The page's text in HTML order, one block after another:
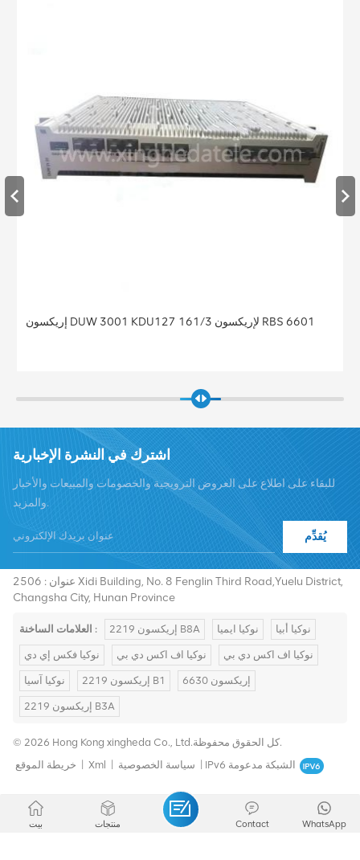
إريكسون DUW 3001 KDU127 161/3 لإريكسون RBS 6601
اشترك في النشرة الإخبارية
للبقاء على اطلاع على العروض الترويجية والخصومات والمبيعات والأخبار
والمزيد.
يُقدِّم
+8619376997331
عنوان : 2506 Xidi Building, No. 8 Fenglin Third Road,Yuelu District,
Changsha City, Hunan Province
العلامات الساخنة : إريكسون 2219 B8A نوكيا ايميا نوكيا أبيا
نوكيا فكس إي دي نوكيا اف اكس دي بي نوكيا اف اكس دي بي
نوكيا آسيا إريكسون 2219 B1 إريكسون 6630
إريكسون 2219 B3A
© 2026 Hong Kong xingheda Co., Ltd.كل الحقوق محفوظة.
خريطة الموقع
Xml سياسة الخصوصية IPv6 الشبكة مدعومة
بيت منتجات WhatsApp
Contact